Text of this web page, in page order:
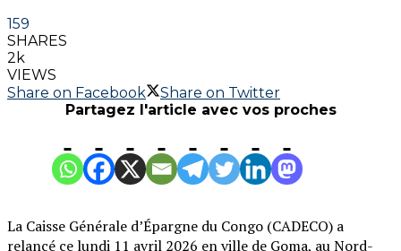
159
SHARES
2k
VIEWS
Share on Facebook
Share on Twitter
Partagez l'article avec vos proches
La Caisse Générale d’Épargne du Congo (CADECO) a
relancé ce lundi 11 avril 2026 en ville de Goma, au Nord-